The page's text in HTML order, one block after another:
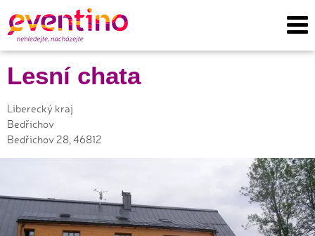
Lesní chata
Liberecký kraj
Bedřichov
Bedřichov 28, 46812